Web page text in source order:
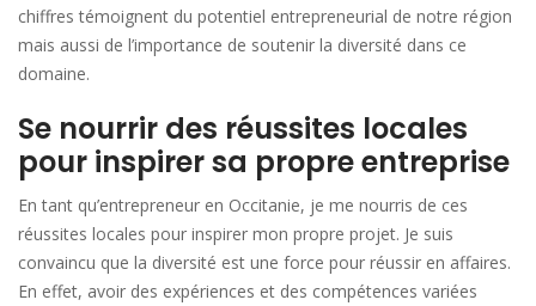
chiffres témoignent du potentiel entrepreneurial de notre région
mais aussi de l’importance de soutenir la diversité dans ce
domaine.
Se nourrir des réussites locales
pour inspirer sa propre entreprise
En tant qu’entrepreneur en Occitanie, je me nourris de ces
réussites locales pour inspirer mon propre projet. Je suis
convaincu que la diversité est une force pour réussir en affaires.
En effet, avoir des expériences et des compétences variées